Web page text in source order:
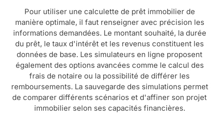
Pour utiliser une calculette de prêt immobilier de
manière optimale, il faut renseigner avec précision les
informations demandées. Le montant souhaité, la durée
du prêt, le taux d'intérêt et les revenus constituent les
données de base. Les simulateurs en ligne proposent
également des options avancées comme le calcul des
frais de notaire ou la possibilité de différer les
remboursements. La sauvegarde des simulations permet
de comparer différents scénarios et d'affiner son projet
immobilier selon ses capacités financières.